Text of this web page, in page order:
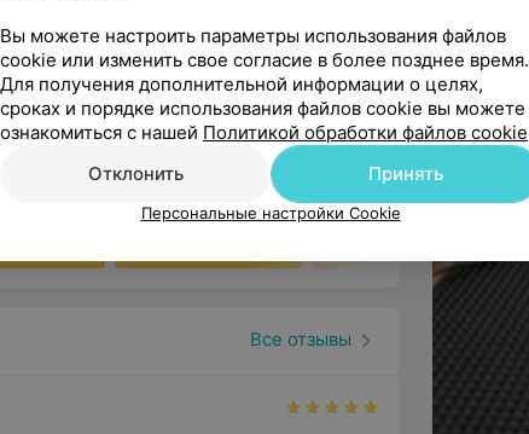
мужчин. Здесь можно получить
с друзьями и насладиться
Все цены
стрижка -
среда -
онлайн
Детская стрижка
до 12 лет
(удлинённая)
Мужская стрижка
40 руб.
Все отзывы
Вы можете настроить параметры использования файлов
cookie или изменить свое согласие в более позднее время.
Для получения дополнительной информации о целях,
сроках и порядке использования файлов cookie вы можете
ознакомиться с нашей Политикой обработки файлов cookie
Отклонить
Принять
Персональные настройки Cookie